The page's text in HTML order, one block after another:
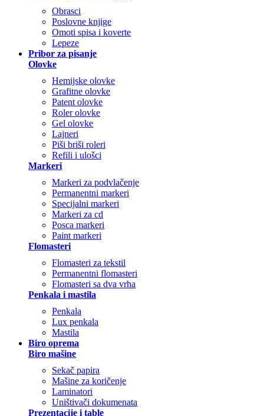
Obrasci
Poslovne knjige
Omoti spisa i koverte
Lepeze
Pribor za pisanje
Olovke
Hemijske olovke
Grafitne olovke
Patent olovke
Roler olovke
Gel olovke
Lajneri
Piši briši roleri
Refili i ulošci
Markeri
Markeri za podvlačenje
Permanentni markeri
Specijalni markeri
Markeri za cd
Posca markeri
Paint markeri
Flomasteri
Flomasteri za tekstil
Permanentni flomasteri
Flomasteri sa dva vrha
Penkala i mastila
Penkala
Lux penkala
Mastila
Biro oprema
Biro mašine
Sekač papira
Mašine za koričenje
Laminatori
Uništivači dokumenata
Prezentacije i table